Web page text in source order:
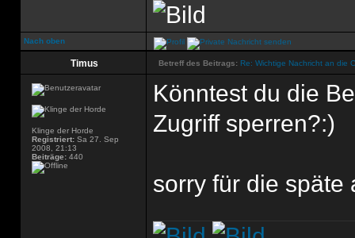
Nach oben
Timus Betreff des Beitrags: Re: Wichtige Nachricht an die
Klinge der Horde
Registriert: Sa 27. Sep
2008, 21:13
Beiträge: 440
Könntest du die
Zugriff sperren?:)
sorry für die späte